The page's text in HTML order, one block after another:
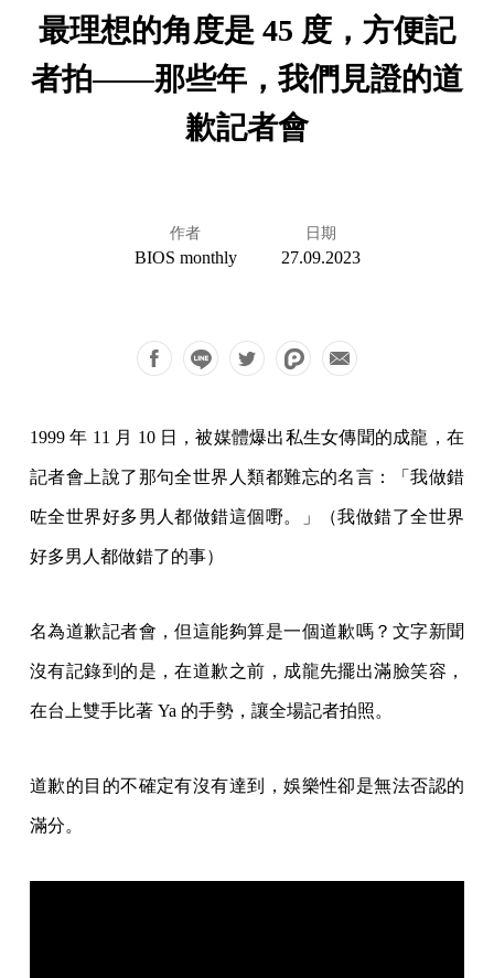
最理想的角度是 45 度，方便記
者拍——那些年，我們見證的道
歉記者會
作者
BIOS monthly
日期
27.09.2023
1999 年 11 月 10 日，被媒體爆出私生女傳聞的成龍，在
記者會上說了那句全世界人類都難忘的名言：「我做錯
咗全世界好多男人都做錯這個嘢。」（我做錯了全世界
好多男人都做錯了的事）
名為道歉記者會，但這能夠算是一個道歉嗎？文字新聞
沒有記錄到的是，在道歉之前，成龍先擺出滿臉笑容，
在台上雙手比著 Ya 的手勢，讓全場記者拍照。
道歉的目的不確定有沒有達到，娛樂性卻是無法否認的
滿分。